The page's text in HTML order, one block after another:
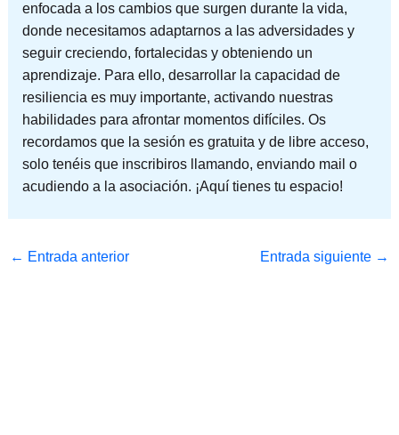
enfocada a los cambios que surgen durante la vida,
donde necesitamos adaptarnos a las adversidades y
seguir creciendo, fortalecidas y obteniendo un
aprendizaje. Para ello, desarrollar la capacidad de
resiliencia es muy importante, activando nuestras
habilidades para afrontar momentos difíciles. Os
recordamos que la sesión es gratuita y de libre acceso,
solo tenéis que inscribiros llamando, enviando mail o
acudiendo a la asociación. ¡Aquí tienes tu espacio!
← Entrada anterior Entrada siguiente →